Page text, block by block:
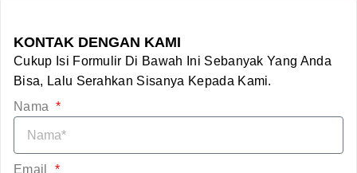
KONTAK DENGAN KAMI
Cukup Isi Formulir Di Bawah Ini Sebanyak Yang Anda
Bisa, Lalu Serahkan Sisanya Kepada Kami.
Nama
Email